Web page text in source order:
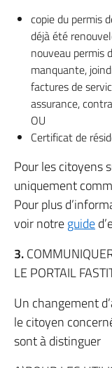
copie du permis
déjà été
nouveau permis
manquante,
factures de
assurance,
OU
Certificat de
Pour les citoyens
uniquement
Pour plus
voir notreguide
3.
LE PORTAIL
Un changement
le citoyen
sont à distinguer